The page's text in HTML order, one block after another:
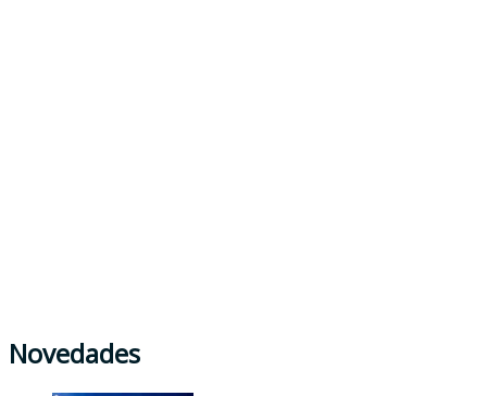
Novedades